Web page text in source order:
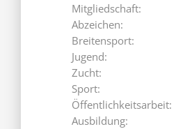
Mitgliedschaft:
Abzeichen:
Breitensport:
Jugend:
Zucht:
Sport:
Öffentlichkeitsarbeit:
Ausbildung: